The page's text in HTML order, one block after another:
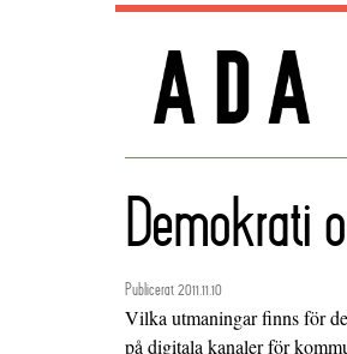
Demokrati
Publicerat 2011.11.10
Vilka utmaningar finns för
på digitala kanaler för